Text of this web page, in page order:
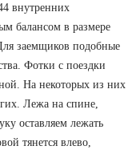
внутренних
балансом в размере
заемщиков подобные
Фотки с поездки
На некоторых из них
Лежа на спине,
оставляем лежать
тянется влево,